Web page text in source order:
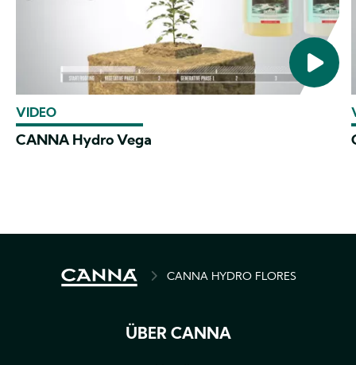
VIDEO
CANNA Hydro Vega
PFADNAVIGATIONCANNA HYDRO FLORES
ÜBER CANNA